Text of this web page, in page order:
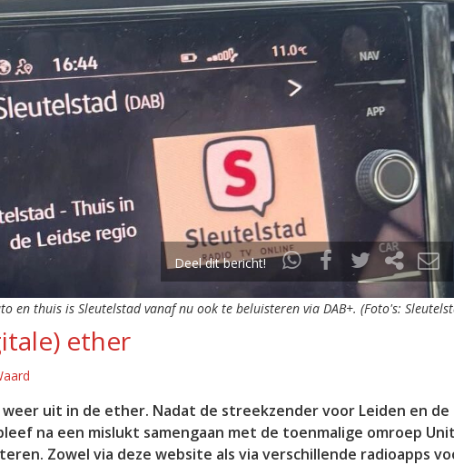
Deel dit bericht!
en thuis is Sleutelstad vanaf nu ook te beluisteren via DAB+. (Foto's:
ether
uit in de ether. Nadat de streekzender voor Leiden en de
na een mislukt samengaan met de toenmalige omroep
Zowel via deze website als via verschillende radioapps